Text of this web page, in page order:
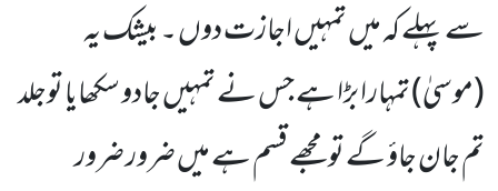
سے پہلے کہ میں تمہیں اجازت دوں ۔ بیشک یہ
(موسیٰ) تمہارا بڑا ہے جس نے تمہیں جادو سکھایا توجلد
تم جان جاؤ گے تو مجھے قسم ہے میں ضرور ضرور